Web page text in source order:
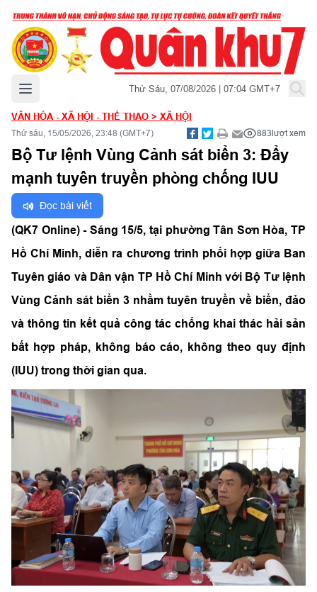
Mở menu chính Thứ Sáu, 07/08/2026 | 07:04 GMT+7
VĂN HÓA - XÃ HỘI - THỂ THAO > XÃ HỘI
Thứ sáu, 15/05/2026, 23:48 (GMT+7) 883lượt xem
Bộ Tư lệnh Vùng Cảnh sát biển 3: Đẩy
mạnh tuyên truyền phòng chống IUU
Đọc bài viết
(QK7 Online) - Sáng 15/5, tại phường Tân Sơn Hòa, TP
Hồ Chí Minh, diễn ra chương trình phối hợp giữa Ban
Tuyên giáo và Dân vận TP Hồ Chí Minh với Bộ Tư lệnh
Vùng Cảnh sát biển 3 nhằm tuyên truyền về biển, đảo
và thông tin kết quả công tác chống khai thác hải sản
bất hợp pháp, không báo cáo, không theo quy định
(IUU) trong thời gian qua.